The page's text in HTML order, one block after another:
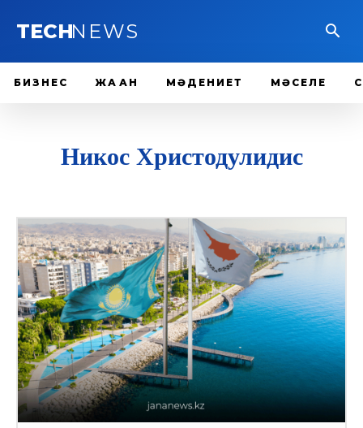
TECHNEWS
БИЗНЕС ЖАҺАН МӘДЕНИЕТ МӘСЕЛЕ
Никос Христодулидис